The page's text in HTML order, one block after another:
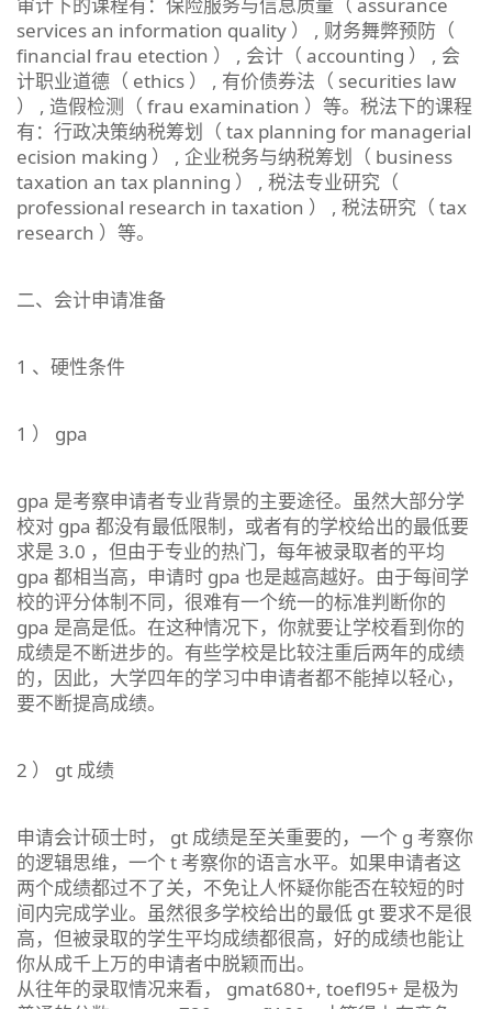
services an information quality ） , 财务舞弊预防（
financial frau etection ） , 会计（ accounting ） , 会
计职业道德（ ethics ） , 有价债券法（ securities law
） , 造假检测（ frau examination ）等。税法下的课程
有：行政决策纳税筹划（ tax planning for managerial
ecision making ） , 企业税务与纳税筹划（ business
taxation an tax planning ） , 税法专业研究（
professional research in taxation ） , 税法研究（ tax
research ）等。
二、会计申请准备
1 、硬性条件
1 ） gpa
gpa 是考察申请者专业背景的主要途径。虽然大部分学
校对 gpa 都没有最低限制，或者有的学校给出的最低要
求是 3.0 ，但由于专业的热门，每年被录取者的平均
gpa 都相当高，申请时 gpa 也是越高越好。由于每间学
校的评分体制不同，很难有一个统一的标准判断你的
gpa 是高是低。在这种情况下，你就要让学校看到你的
成绩是不断进步的。有些学校是比较注重后两年的成绩
的，因此，大学四年的学习中申请者都不能掉以轻心，
要不断提高成绩。
2 ） gt 成绩
申请会计硕士时， gt 成绩是至关重要的，一个 g 考察你
的逻辑思维，一个 t 考察你的语言水平。如果申请者这
两个成绩都过不了关，不免让人怀疑你能否在较短的时
间内完成学业。虽然很多学校给出的最低 gt 要求不是很
高，但被录取的学生平均成绩都很高，好的成绩也能让
你从成千上万的申请者中脱颖而出。
从往年的录取情况来看， gmat680+, toefl95+ 是极为